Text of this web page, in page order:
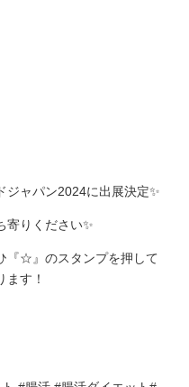
ジャパン2024に出展決定✨
寄りください✨
『☆』のスタンプを押して
ます！